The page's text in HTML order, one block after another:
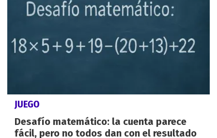
JUEGO
Desafío matemático: la cuenta parece
fácil, pero no todos dan con el resultado